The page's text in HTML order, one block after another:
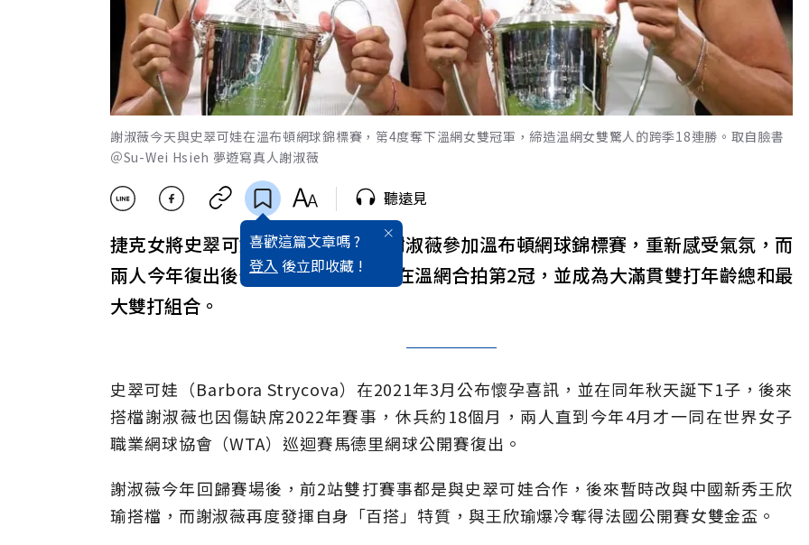
謝淑薇今天與史翠可娃在溫布頓網球錦標賽，第4度奪下溫網女雙冠軍，締造溫網女雙驚人的跨季18連勝。取自臉書
＠Su-Wei Hsieh 夢遊寫真人謝淑薇
喜歡這篇文章嗎 ?
登入 後立即收藏 !
聽遠見
捷克女將史翠可娃去年傳訊息邀請謝淑薇參加溫布頓網球錦標賽，重新感受氣氛，而
兩人今年復出後僅花3個月，就奪得在溫網合拍第2冠，並成為大滿貫雙打年齡總和最
大雙打組合。
史翠可娃（Barbora Strycova）在2021年3月公布懷孕喜訊，並在同年秋天誕下1子，後來
搭檔謝淑薇也因傷缺席2022年賽事，休兵約18個月，兩人直到今年4月才一同在世界女子
職業網球協會（WTA）巡迴賽馬德里網球公開賽復出。
謝淑薇今年回歸賽場後，前2站雙打賽事都是與史翠可娃合作，後來暫時改與中國新秀王欣
瑜搭檔，而謝淑薇再度發揮自身「百搭」特質，與王欣瑜爆冷奪得法國公開賽女雙金盃。